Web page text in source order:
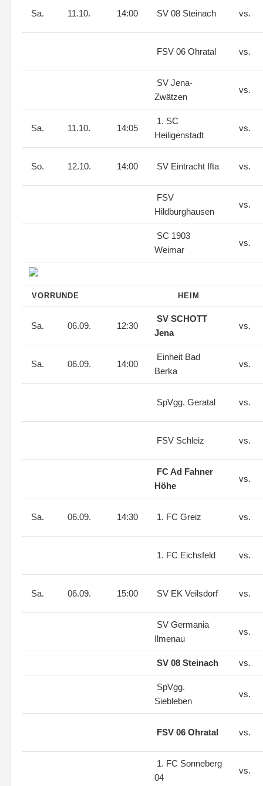
Sa. 11.10. 14:00 SV 08 Steinach vs.
FSV 06 Ohratal vs.
SV Jena-
Zwätzen
vs.
Sa. 11.10. 14:05
1. SC
Heiligenstadt
vs.
So. 12.10. 14:00 SV Eintracht Ifta vs.
FSV
Hildburghausen
vs.
SC 1903
Weimar
vs.
VORRUNDE HEIM
Sa. 06.09. 12:30
SV SCHOTT
Jena
vs.
Sa. 06.09. 14:00
Einheit Bad
Berka
vs.
SpVgg. Geratal vs.
FSV Schleiz vs.
FC Ad Fahner
Höhe
vs.
Sa. 06.09. 14:30 1. FC Greiz vs.
1. FC Eichsfeld vs.
Sa. 06.09. 15:00 SV EK Veilsdorf vs.
SV Germania
Ilmenau
vs.
SV 08 Steinach vs.
SpVgg.
Siebleben
vs.
FSV 06 Ohratal vs.
1. FC Sonneberg
04
vs.